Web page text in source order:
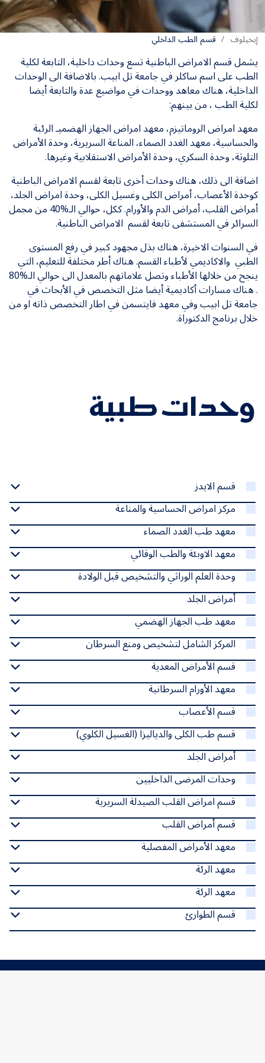
إيخيلوف قسم الطب الداخلي
يشمل قسم الامراض الباطنية تسع وحدات داخلية، التابعة لكلية
الطب على اسم ساكلر في جامعة تل ابيب. بالاضافة الى الوحدات
الداخلية، هناك معاهد ووحدات في مواضيع عدة والتابعة أيضا
لكلية الطب ، من بينهم:
معهد امراض الروماتيزم، معهد امراض الجهاز الهضميـ الرئبة
والحساسية، معهد الغدد الصماء، المناعة السريرية، وحدة الأمراض
التلوثة، وحدة السكري، وحدة الأمراض الاستقلابية وغيرها.
اضافة الى ذلك، هناك وحدات أخرى تابعة لقسم الامراض الباطنية
كوحدة الأعصاب، أمراض الكلى وغسيل الكلى، وحدة امراض الجلد،
أمراض القلب، أمراض الدم والأورام. ككل، حوالي الـ%40 من مجمل
السرائر في المستشفى تابعة لقسم الامراض الباطنية.
في السنوات الاخيرة، هناك بذل مجهود كبير في رفع المستوى
الطبي والاكاديمي لأطباء القسم. هناك أطر مختلفة للتعليم، التي
ينجح من خلالها الأطباء وتصل علاماتهم بالمعدل الى حوالي الـ%80
. هناك مسارات أكاديمية أيضا مثل التخصص في الأبحاث في
جامعة تل ابيب وفي معهد فايتسمن في اطار التخصص ذاته او من
خلال برنامج الدكتوراة.
وحدات طبية
قسم الايدز
مركز امراض الحساسية والمناعة
معهد طب الغدد الصماء
معهد الاوبئة والطب الوقائي
وحدة العلم الوراثي والتشخيص قبل الولادة
أمراض الجلد
معهد طب الجهاز الهضمي
المركز الشامل لتشخيص ومنع السرطان
قسم الأمراض المعدية
معهد الأورام السرطانية
قسم الأعصاب
قسم طب الكلى والدياليزا (الغسيل الكلوي)
أمراض الجلد
وحدات المرضى الداخليين
قسم امراض القلب الصيدلة السريرية
قسم أمراض القلب
معهد الأمراض المفصلية
معهد الرئة
معهد الرئة
قسم الطوارئ